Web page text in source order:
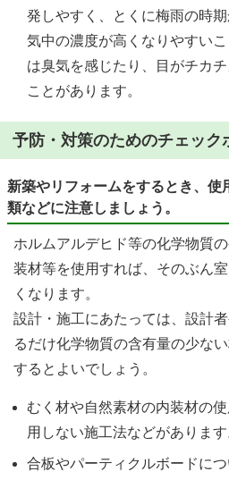
発しやすく、とくに梅雨の時
気中の濃度が高くなりやすい
は臭気を感じたり、目がチカ
ことがあります。
予防・対策のためのチェック
新築やリフォームをするとき、使
類などに注意しましょう。
ホルムアルデヒド等の化学物質
装材等を使用すれば、そのぶん
くなります。
設計・施工にあたっては、設計
るだけ化学物質の含有量の少な
するとよいでしょう。
むく材や自然素材の内装材の
用しない施工法などがあります
合板やパーティクルボードに